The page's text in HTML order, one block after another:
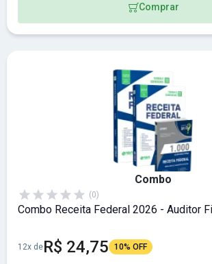
Comprar
Combo
(0)
Combo Receita Federal 2026 - Auditor
12x deR$ 24,75 10% OFF